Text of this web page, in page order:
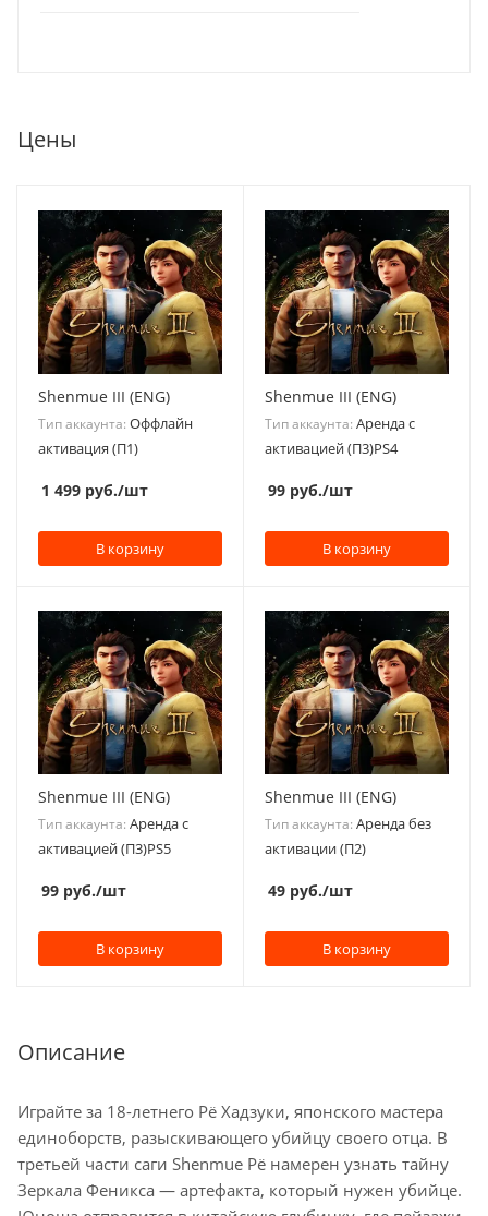
Цены
Shenmue III (ENG)
Тип аккаунта: Оффлайн
активация (П1)
1 499 руб./шт
В корзину
Shenmue III (ENG)
Тип аккаунта: Аренда с
активацией (П3)PS4
99 руб./шт
В корзину
Shenmue III (ENG)
Тип аккаунта: Аренда с
активацией (П3)PS5
99 руб./шт
В корзину
Shenmue III (ENG)
Тип аккаунта: Аренда без
активации (П2)
49 руб./шт
В корзину
Описание
Играйте за 18-летнего Рё Хадзуки, японского мастера
единоборств, разыскивающего убийцу своего отца. В
третьей части саги Shenmue Рё намерен узнать тайну
Зеркала Феникса — артефакта, который нужен убийце.